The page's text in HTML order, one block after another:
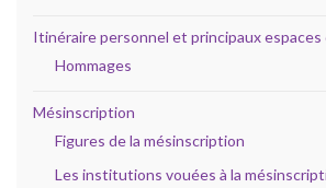
Itinéraire personnel et principaux
Hommages
Mésinscription
Figures de la mésinscription
Les institutions vouées à la